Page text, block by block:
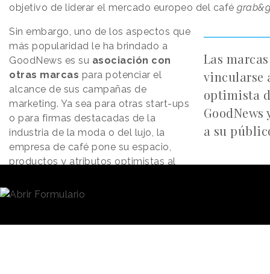
objetivo de liderar el mercado europeo del café
Las
vincularse
optimista
GoodNews
a su
Sin embargo, uno de los aspectos que
más popularidad le ha brindado a
GoodNews es su asociación con
otras marcas para potenciar el
alcance de sus campañas de
marketing. Ya sea para otras start-ups
o para firmas destacadas de la
industria de la moda o del lujo, la
empresa de café pone su espacio,
productos y atributos optimistas al
y se acerquen a la audiencia generando un impacto